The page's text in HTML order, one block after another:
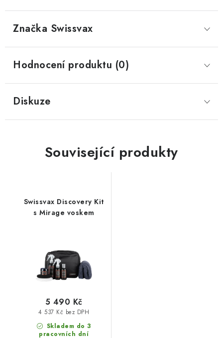
Značka Swissvax
Hodnocení produktu (0)
Diskuze
Související produkty
Swissvax Discovery Kit
s Mirage voskem
Skladem do 3
pracovních dní
4 537 Kč bez DPH
5 490 Kč